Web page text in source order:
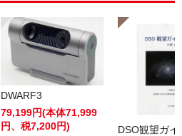
DWARF3
79,199円(本体71,999
円、税7,200円)
DSO観望ガイ